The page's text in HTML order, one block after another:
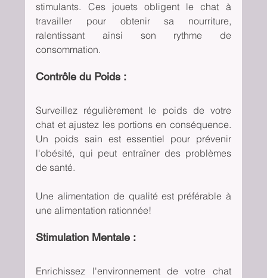
stimulants. Ces jouets obligent le chat à
travailler pour obtenir sa nourriture,
ralentissant ainsi son rythme de
consommation.
Contrôle du Poids :
Surveillez régulièrement le poids de votre
chat et ajustez les portions en conséquence.
Un poids sain est essentiel pour prévenir
l'obésité, qui peut entraîner des problèmes
de santé.
Une alimentation de qualité est préférable à
une alimentation rationnée!
Stimulation Mentale :
Enrichissez l'environnement de votre chat